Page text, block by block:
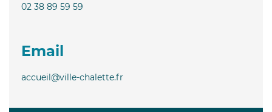
02 38 89 59 59
Email
accueil@ville-chalette.fr